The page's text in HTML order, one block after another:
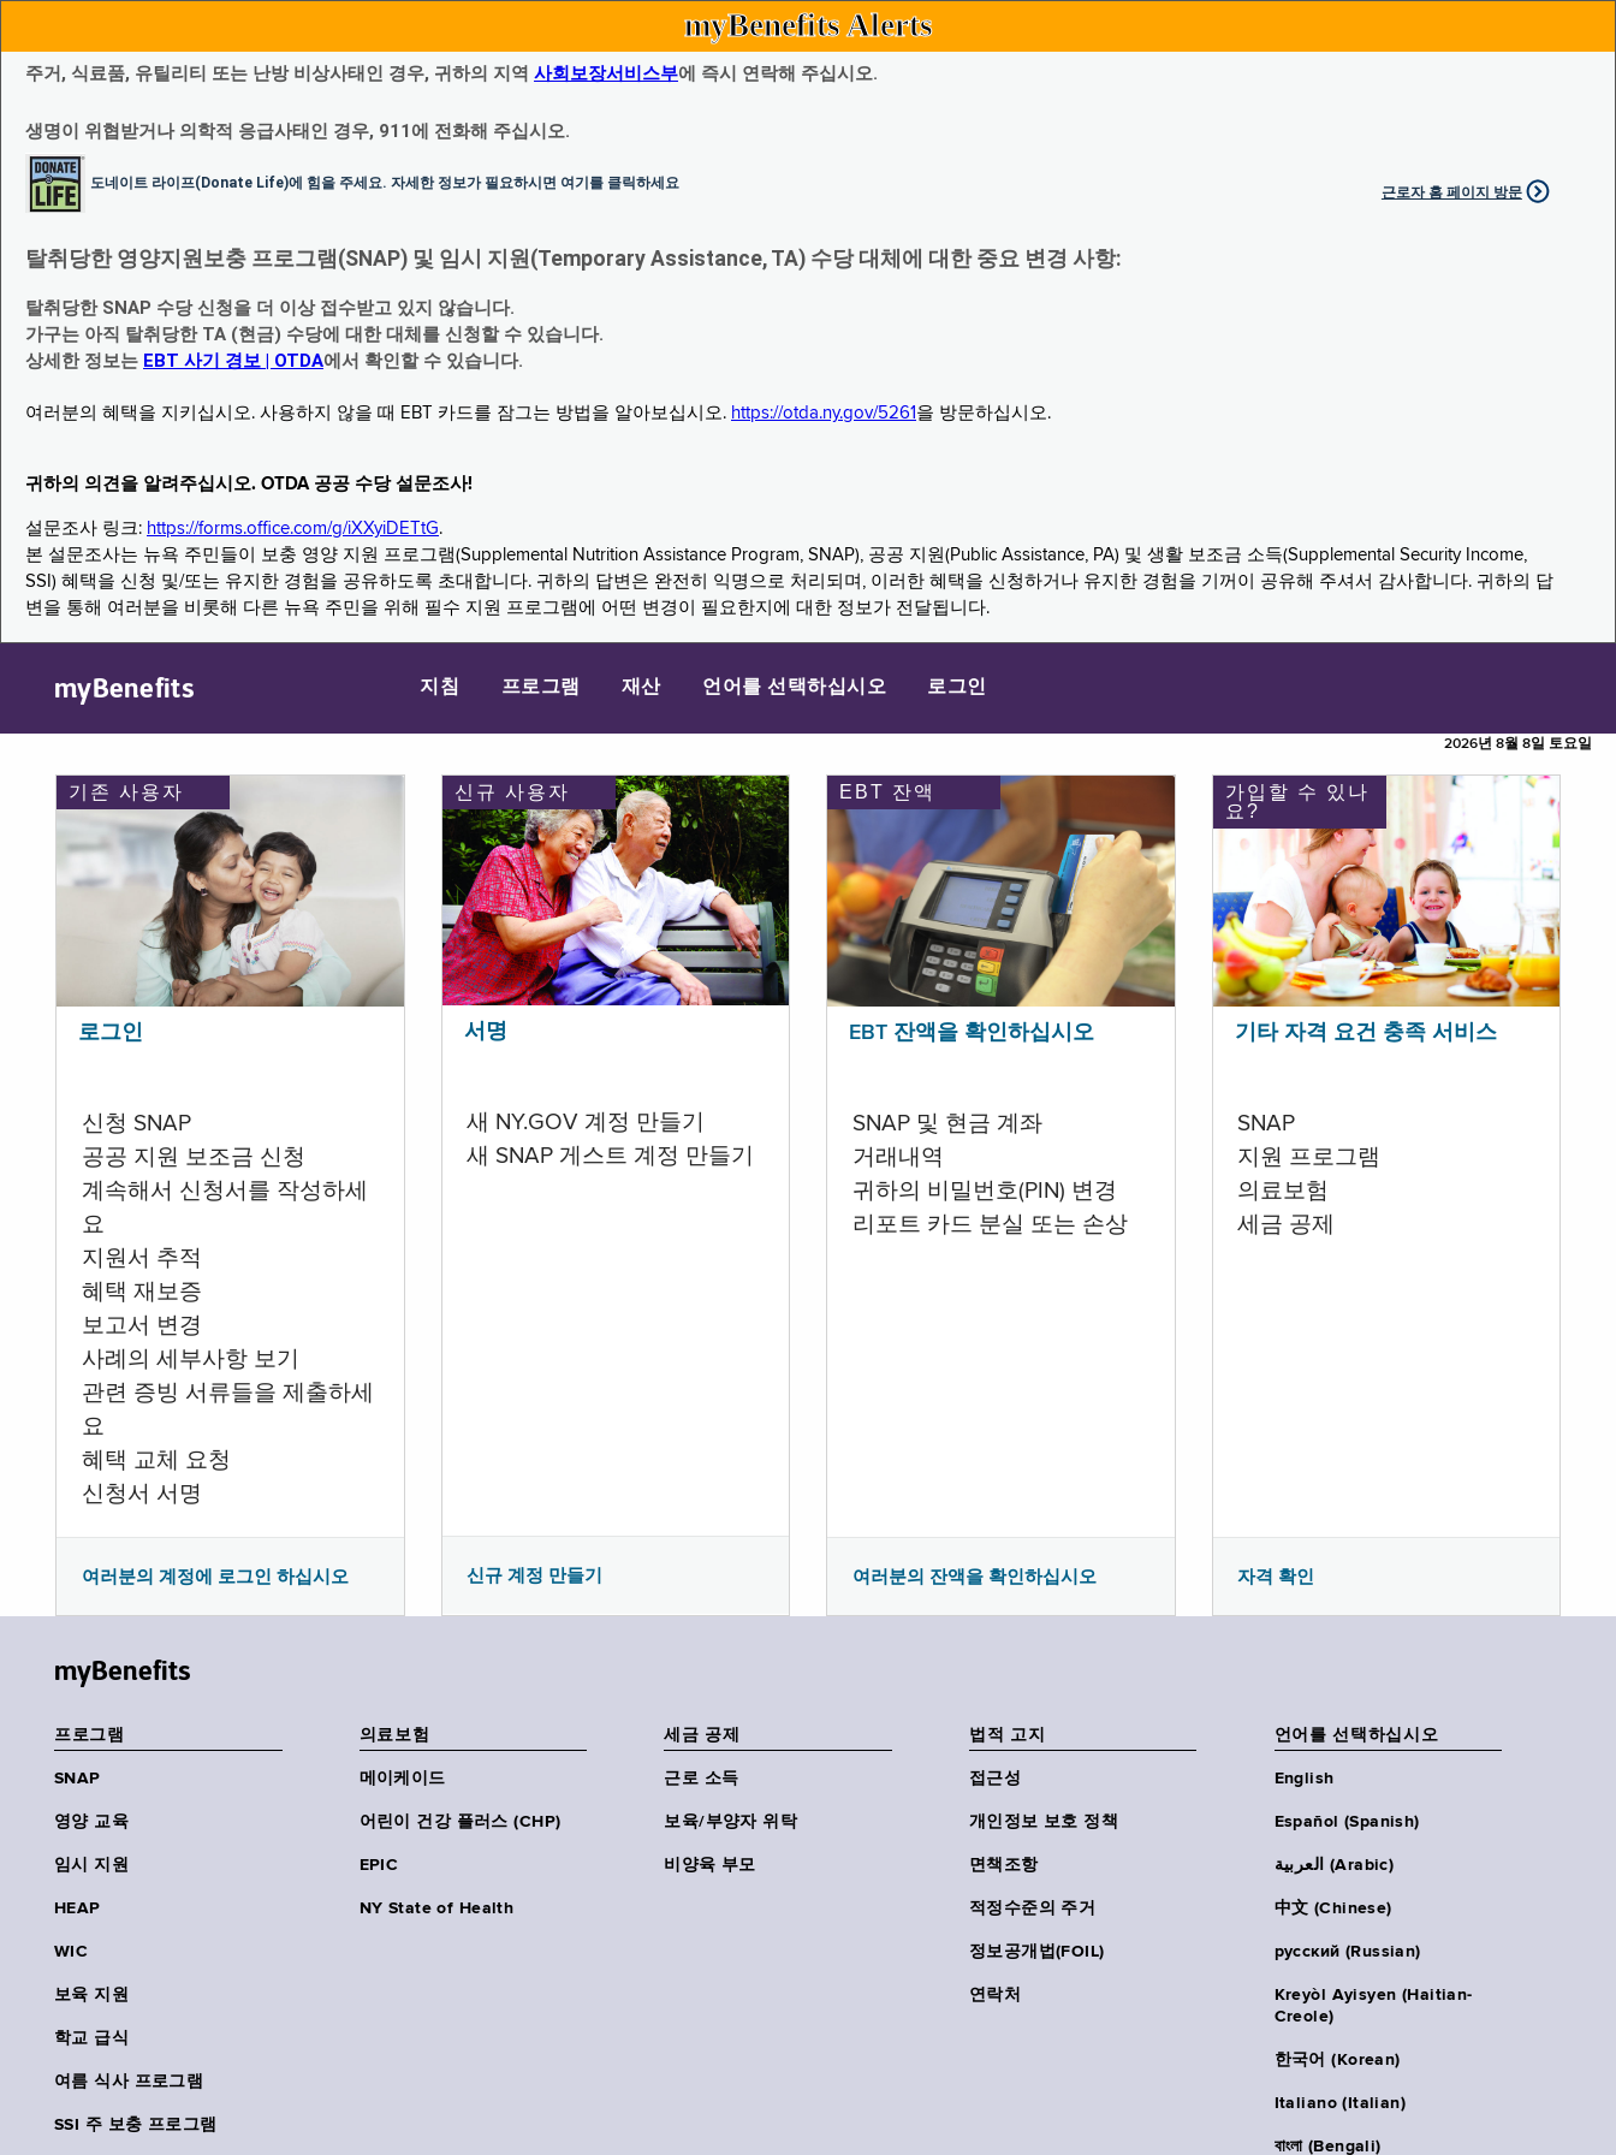
myBenefits Alerts
주거, 식료품, 유틸리티 또는 난방 비상사태인 경우, 귀하의 지역 사회보장서비스부에 즉시 연락해 주십시오.
생명이 위협받거나 의학적 응급사태인 경우, 911에 전화해 주십시오.
도네이트 라이프(Donate Life)에 힘을 주세요. 자세한 정보가 필요하시면 여기를 클릭하세요
근로자 홈 페이지 방문
탈취당한 영양지원보충 프로그램(SNAP) 및 임시 지원(Temporary Assistance, TA) 수당 대체에 대한 중요 변경 사항:
탈취당한 SNAP 수당 신청을 더 이상 접수받고 있지 않습니다.
가구는 아직 탈취당한 TA (현금) 수당에 대한 대체를 신청할 수 있습니다.
상세한 정보는 EBT 사기 경보 | OTDA에서 확인할 수 있습니다.
여러분의 혜택을 지키십시오. 사용하지 않을 때 EBT 카드를 잠그는 방법을 알아보십시오. https://otda.ny.gov/5261 을 방문하십시오.
귀하의 의견을 알려주십시오. OTDA 공공 수당 설문조사!
설문조사 링크: https://forms.office.com/g/iXXyiDETtG.
본 설문조사는 뉴욕 주민들이 보충 영양 지원 프로그램(Supplemental Nutrition Assistance Program, SNAP), 공공 지원(Public Assistance, PA) 및 생활 보조금 소득(Supplemental Security Income,
SSI) 혜택을 신청 및/또는 유지한 경험을 공유하도록 초대합니다. 귀하의 답변은 완전히 익명으로 처리되며, 이러한 혜택을 신청하거나 유지한 경험을 기꺼이 공유해 주셔서 감사합니다. 귀하의 답
변을 통해 여러분을 비롯해 다른 뉴욕 주민을 위해 필수 지원 프로그램에 어떤 변경이 필요한지에 대한 정보가 전달됩니다.
myBenefits 지침 프로그램 재산 언어를 선택하십시오 로그인
2026년 8월 8일 토요일
기존 사용자
로그인
신청 SNAP
공공 지원 보조금 신청
계속해서 신청서를 작성하세
요
지원서 추적
혜택 재보증
보고서 변경
사례의 세부사항 보기
관련 증빙 서류들을 제출하세
요
혜택 교체 요청
신청서 서명
여러분의 계정에 로그인 하십시오
신규 사용자
서명
새 NY.GOV 계정 만들기
새 SNAP 게스트 계정 만들기
신규 계정 만들기
EBT 잔액
EBT 잔액을 확인하십시오
SNAP 및 현금 계좌
거래내역
귀하의 비밀번호(PIN) 변경
리포트 카드 분실 또는 손상
여러분의 잔액을 확인하십시오
가입할 수 있나
요?
기타 자격 요건 충족 서비스
SNAP
지원 프로그램
의료보험
세금 공제
자격 확인
myBenefits
프로그램
SNAP
영양 교육
임시 지원
HEAP
WIC
보육 지원
학교 급식
여름 식사 프로그램
SSI 주 보충 프로그램
의료보험
메이케이드
어린이 건강 플러스 (CHP)
EPIC
NY State of Health
세금 공제
근로 소득
보육/부양자 위탁
비양육 부모
법적 고지
접근성
개인정보 보호 정책
면책조항
적정수준의 주거
정보공개법(FOIL)
연락처
언어를 선택하십시오
English
Español (Spanish)
العربية (Arabic)
中文 (Chinese)
русский (Russian)
Kreyòl Ayisyen (Haitian-
Creole)
한국어 (Korean)
Italiano (Italian)
বাংলা (Bengali)